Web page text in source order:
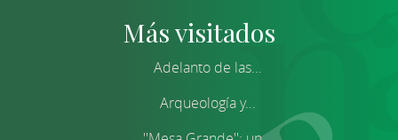
Más visitados
Adelanto de las...
Arqueología y...